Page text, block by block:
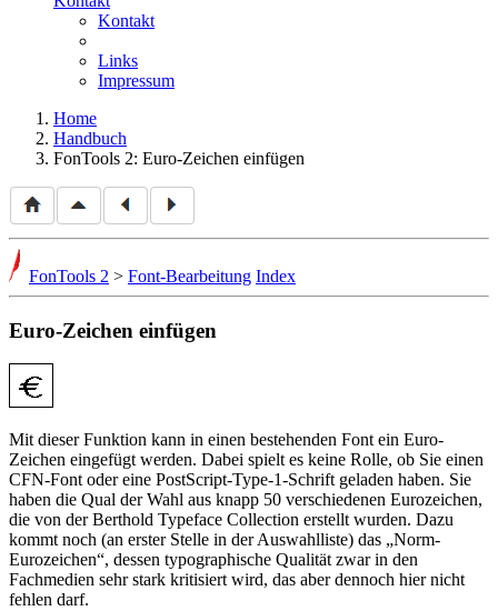
Kontakt
Links
Impressum
Home
Handbuch
FonTools 2: Euro-Zeichen einfügen
FonTools 2 > Font-Bearbeitung Index
Euro-Zeichen einfügen
Mit dieser Funktion kann in einen bestehenden Font ein Euro-
Zeichen eingefügt werden. Dabei spielt es keine Rolle, ob Sie einen
CFN-Font oder eine PostScript-Type-1-Schrift geladen haben. Sie
haben die Qual der Wahl aus knapp 50 verschiedenen Eurozeichen,
die von der Berthold Typeface Collection erstellt wurden. Dazu
kommt noch (an erster Stelle in der Auswahlliste) das
Norm-
Eurozeichen , dessen typographische Qualität zwar in den
Fachmedien sehr stark kritisiert wird, das aber dennoch hier nicht
fehlen darf.